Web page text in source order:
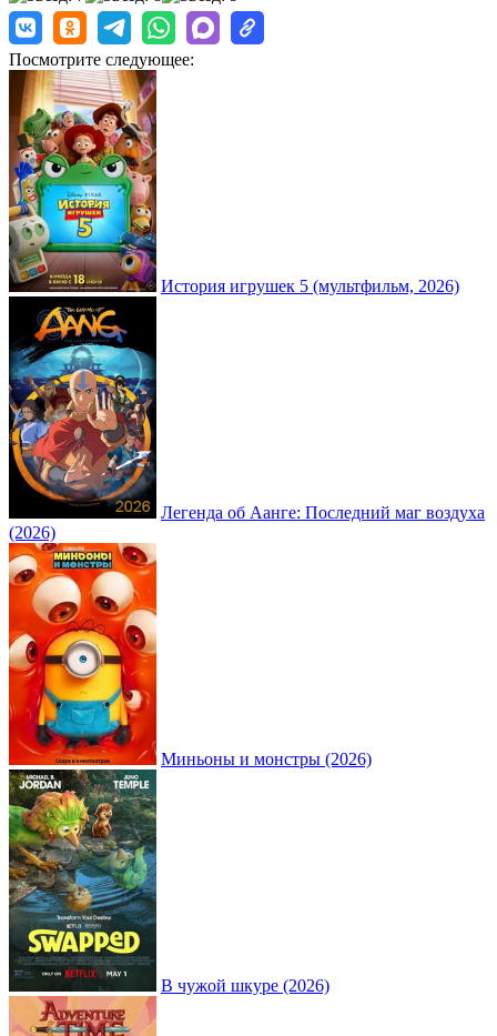
Посмотрите следующее:
История игрушек 5 (мультфильм, 2026)
Легенда об Аанге: Последний маг воздуха
(2026)
Миньоны и монстры (2026)
В чужой шкуре (2026)